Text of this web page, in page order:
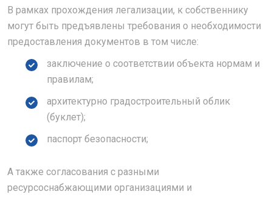
В рамках прохождения легализации, к собственнику
могут быть предъявлены требования о необходимости
предоставления документов в том числе:
заключение о соответствии объекта нормам и
правилам;
архитектурно градостроительный облик
(буклет);
паспорт безопасности;
А также согласования с разными
ресурсоснабжающими организациями и